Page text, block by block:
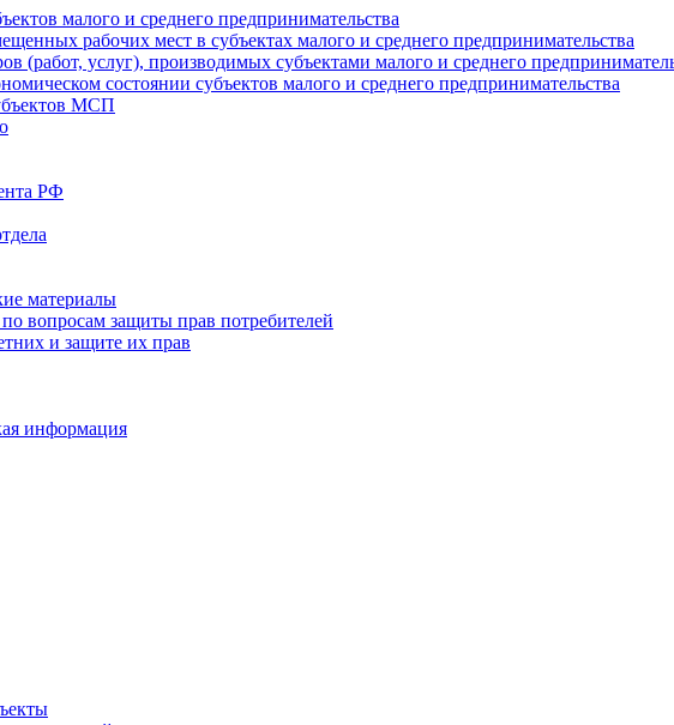
малого и среднего предпринимательства
рабочих мест в субъектах малого и среднего предпринимательства
(работ, услуг), производимых субъектами малого и среднего
состоянии субъектов малого и среднего предпринимательства
МСП
РФ
материалы
вопросам защиты прав потребителей
и защите их прав
информация